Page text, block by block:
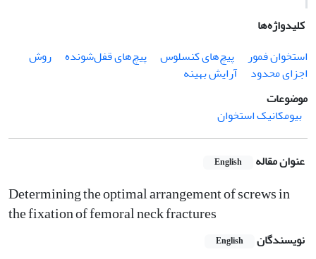
کلیدواژه‌ها
استخوان فمور
پیچ‌های کنسلوس پیچ‌های قفل‌شونده
روش
اجزای محدود
آرایش بهینه
موضوعات
بیومکانیک استخوان
عنوان مقاله English
Determining the optimal arrangement of screws in
the fixation of femoral neck fractures
نویسندگان English